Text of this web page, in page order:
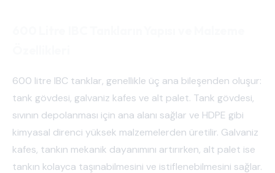
600 litre IBC tanklar, genellikle üç ana bileşenden oluşur:
tank gövdesi, galvaniz kafes ve alt palet. Tank gövdesi,
sıvının depolanması için ana alanı sağlar ve HDPE gibi
kimyasal direnci yüksek malzemelerden üretilir. Galvaniz
kafes, tankın mekanik dayanımını artırırken, alt palet ise
tankın kolayca taşınabilmesini ve istiflenebilmesini sağlar.